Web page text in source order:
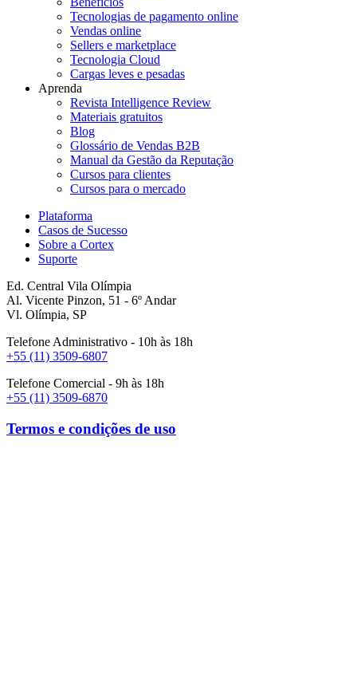
Tecnologias de pagamento online
Vendas online
Sellers e marketplace
Tecnologia Cloud
Cargas leves e pesadas
Aprenda
Revista Intelligence Review
Materiais gratuitos
Blog
Glossário de Vendas B2B
Manual da Gestão da Reputação
Cursos para clientes
Cursos para o mercado
Plataforma
Casos de Sucesso
Sobre a Cortex
Suporte
Ed. Central Vila Olímpia
Al. Vicente Pinzon, 51 - 6º Andar
Vl. Olímpia, SP
Telefone Administrativo - 10h às 18h
+55 (11) 3509-6807
Telefone Comercial - 9h às 18h
+55 (11) 3509-6870
Termos e condições de uso